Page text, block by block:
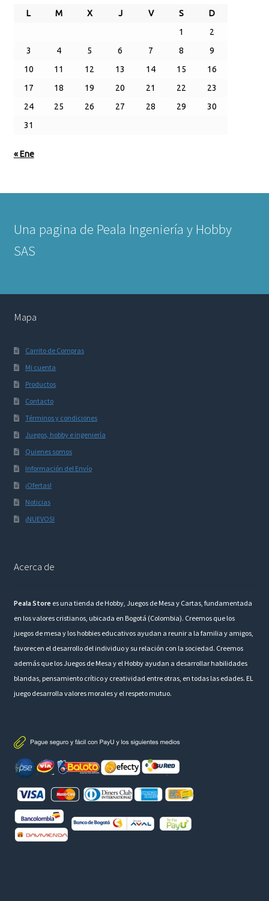
L M X J V S
D
1
2
3
4 5 6 7 8
9
10
11 12 13 14 15
16
17
18 19 20 21 22
23
24
25 26 27 28 29
30
31
« Ene
Una pagina de Peala Ingeniería y Hobby
SAS
Mapa
Carrito de Compras
Mi cuenta
Productos
Contacto
Términos y condiciones
Juegos, hobby e ingeniería
Quienes somos
Información del Envío
¡Ofertas!
Noticias
¡NUEVOS!
Acerca de
Peala Store es una tienda de Hobby, Juegos de Mesa y Cartas, fundamentada
en los valores cristianos, ubicada en Bogotá (Colombia). Creemos que los
juegos de mesa y los hobbies educativos ayudan a reunir a la familia y amigos,
favorecen el desarrollo del individuo y su relación con la sociedad. Creemos
además que los Juegos de Mesa y el Hobby ayudan a desarrollar habilidades
blandas, pensamiento crítico y creatividad entre otras, en todas las edades. EL
juego desarrolla valores morales y el respeto mutuo.